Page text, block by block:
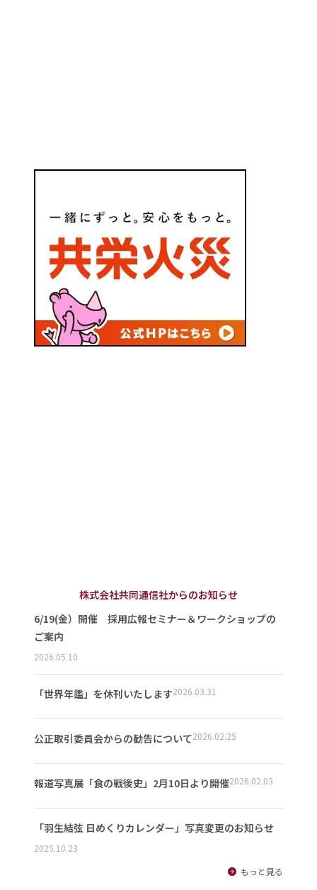
株式会社共同通信社からのお知らせ
6/19(金）開催 採用広報セミナー＆ワークショップの
ご案内
2026.05.10
「世界年鑑」を休刊いたします2026.03.31
公正取引委員会からの勧告について2026.02.25
報道写真展「食の戦後史」2月10日より開催2026.02.03
「羽生結弦 日めくりカレンダー」写真変更のお知らせ
2025.10.23
もっと見る